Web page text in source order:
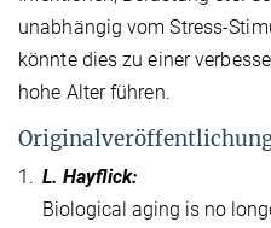
unabhängig vom Stress-
könnte dies zu einer
hohe Alter führen.
1. L. Hayflick:
Biological aging is no